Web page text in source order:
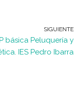
SIGUIENTE
básica Peluquería y
IES Pedro Ibarra